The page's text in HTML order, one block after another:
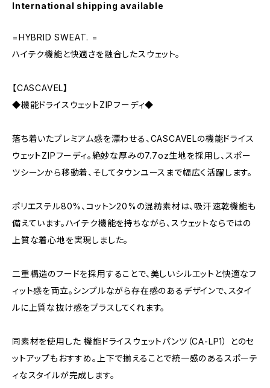
International shipping available
=HYBRID SWEAT. =
ハイテク機能と快適さを融合したスウェット。
【CASCAVEL】
◆機能ドライスウェットZIPフーディ◆
落ち着いたプレミアム感を漂わせる、CASCAVELの機能ドライス
ウェットZIPフーディ。絶妙な厚みの7.7oz生地を採用し、スポー
ツシーンから移動着、そしてタウンユースまで幅広く活躍します。
ポリエステル80%、コットン20%の混紡素材は、吸汗速乾機能も
備えています。ハイテク機能を持ちながら、スウェットならではの
上質な着心地を実現しました。
二重構造のフードを採用することで、美しいシルエットと快適なフ
ィット感を両立。シンプルながら存在感のあるデザインで、スタイ
ルに上質な抜け感をプラスしてくれます。
同素材を使用した 機能ドライスウェットパンツ（CA-LP1） とのセ
ットアップもおすすめ。上下で揃えることで統一感のあるスポーテ
ィなスタイルが完成します。